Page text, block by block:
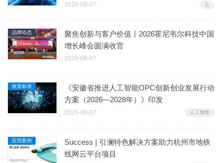
2026-08-07 云
品牌动态
聚焦创新与客户价值丨2026霍尼韦尔科技中国
增长峰会圆满收官
2026-08-07
政策标准
《安徽省推进人工智能OPC创新创业发展行动
方案（2026—2028年）》印发
2026-08-07 人工智能
应用案例
Success | 引澜特色解决方案助力杭州市地铁
线网云平台项目